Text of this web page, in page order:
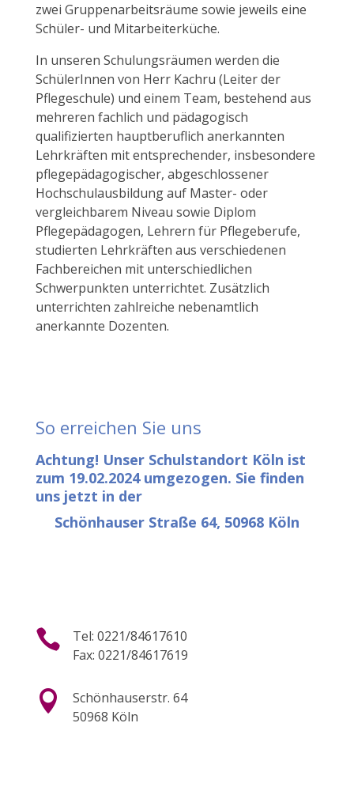
zwei Gruppenarbeitsräume sowie jeweils eine
Schüler- und Mitarbeiterküche.
In unseren Schulungsräumen werden die
SchülerInnen von Herr Kachru (Leiter der
Pflegeschule) und einem Team, bestehend aus
mehreren fachlich und pädagogisch
qualifizierten hauptberuflich anerkannten
Lehrkräften mit entsprechender, insbesondere
pflegepädagogischer, abgeschlossener
Hochschulausbildung auf Master- oder
vergleichbarem Niveau sowie Diplom
Pflegepädagogen, Lehrern für Pflegeberufe,
studierten Lehrkräften aus verschiedenen
Fachbereichen mit unterschiedlichen
Schwerpunkten unterrichtet. Zusätzlich
unterrichten zahlreiche nebenamtlich
anerkannte Dozenten.
So erreichen Sie uns
Achtung! Unser Schulstandort Köln ist
zum 19.02.2024 umgezogen. Sie finden
uns jetzt in der
Schönhauser Straße 64, 50968 Köln

Tel: 0221/84617610
Fax: 0221/84617619

Schönhauserstr. 64
50968 Köln